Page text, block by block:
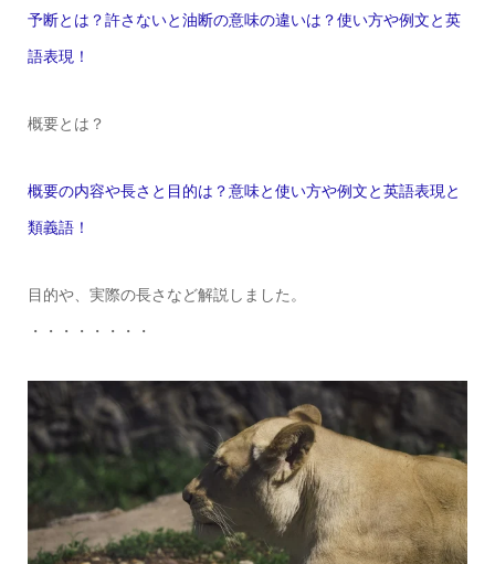
予断とは？許さないと油断の意味の違いは？使い方や例文と英
語表現！
概要とは？
概要の内容や長さと目的は？意味と使い方や例文と英語表現と
類義語！
目的や、実際の長さなど解説しました。
・・・・・・・・